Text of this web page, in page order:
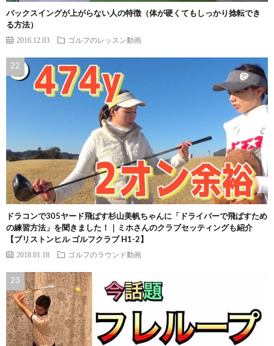
バックスイングが上がらない人の特徴（体が硬くてもしっかり捻転でき
る方法）
2016.12.03 ゴルフのレッスン動画
ドラコンで305ヤード飛ばす杉山美帆ちゃんに「ドライバーで飛ばすため
の練習方法」を聞きました！｜ミホさんのクラブセッティングも紹介
【ブリストンヒル ゴルフクラブ H1-2】
2018.01.18 ゴルフのラウンド動画